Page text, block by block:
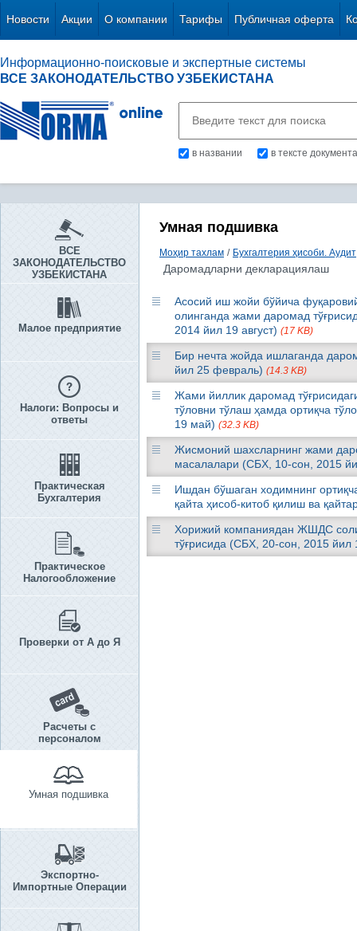
Новости Акции О компании Тарифы Публичная оферта
Информационно-поисковые и экспертные системы
ВСЕ ЗАКОНОДАТЕЛЬСТВО УЗБЕКИСТАНА
в названии в тексте документа
ВСЕ
ЗАКОНОДАТЕЛЬСТВО
УЗБЕКИСТАНА
Малое предприятие
Налоги: Вопросы и
ответы
Практическая
Бухгалтерия
Практическое
Налогообложение
Проверки от А до Я
Расчеты с
персоналом
Умная подшивка
Экспортно-
Импортные Операции
Умная подшивка
Моҳир тахлам / Бухгалтерия ҳисоби. Аудит
Даромадларни декларациялаш
Асосий иш жойи бўйича
олинганда жами даромад
2014 йил 19 август) (17 KB)
Бир нечта жойда ишлаганда
йил 25 февраль) (14.3 KB)
Жами йиллик даромад
тўловни тўлаш ҳамда ортиқча
19 май) (32.3 KB)
Жисмоний шахсларнинг жами
масалалари (СБХ, 10-сон, 2015
Ишдан бўшаган ходимнинг
қайта ҳисоб-китоб қилиш ва
Хорижий компаниядан ЖШДС
тўғрисида (СБХ, 20-сон, 2015